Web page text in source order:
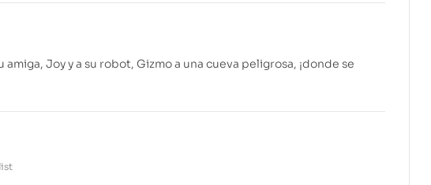
Joy y a su robot, Gizmo a una cueva peligrosa, ¡donde se